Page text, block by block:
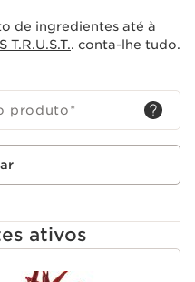
de ingredientes até à
T.R.U.S.T.. conta-lhe tudo.
produto*
ativos